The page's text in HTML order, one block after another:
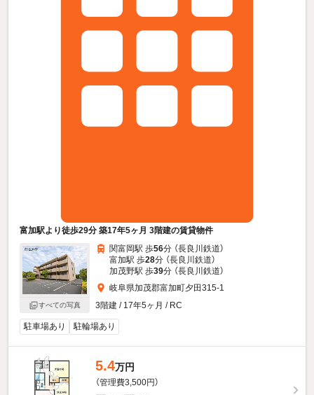
富加駅より徒歩29分 築17年5ヶ月 3階建の賃貸物件
すべての写真
関富岡駅 歩56分 （長良川鉄道）
富加駅 歩28分 （長良川鉄道）
加茂野駅 歩39分 （長良川鉄道）
岐阜県加茂郡富加町夕田315-1
3階建 / 17年5ヶ月 / RC
駐車場あり 駐輪場あり
5.4万円
（管理費3,500円）